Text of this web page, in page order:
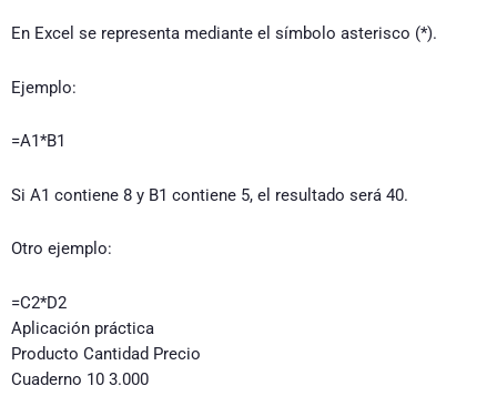
En Excel se representa mediante el símbolo asterisco (*).
Ejemplo:
=A1*B1
Si A1 contiene 8 y B1 contiene 5, el resultado será 40.
Otro ejemplo:
=C2*D2
Aplicación práctica
Producto Cantidad Precio
Cuaderno 10 3.000